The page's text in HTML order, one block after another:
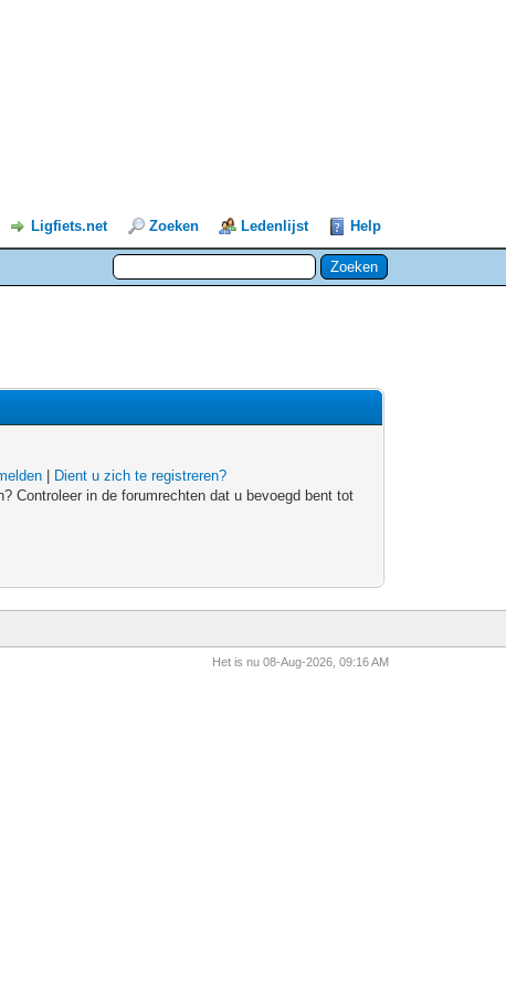
Ligfiets.net Zoeken Ledenlijst Help
Dient u zich te registreren?
Controleer in de forumrechten dat u bevoegd bent tot
Het is nu 08-Aug-2026, 09:16 AM